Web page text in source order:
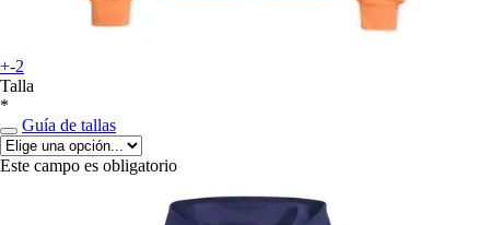
+-2
Talla
*
Guía de tallas
Este campo es obligatorio